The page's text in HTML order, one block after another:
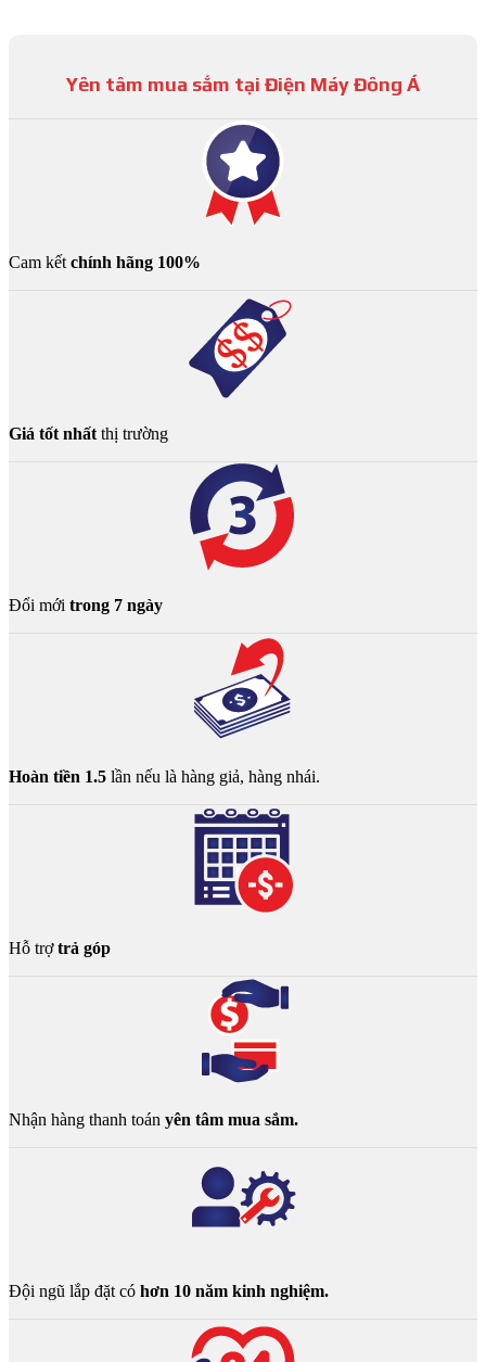
Yên tâm mua sắm tại Điện Máy Đông Á
Cam kết chính hãng 100%
Giá tốt nhất thị trường
Đổi mới trong 7 ngày
Hoàn tiền 1.5 lần nếu là hàng giả, hàng nhái.
Hỗ trợtrả góp
Nhận hàng thanh toán yên tâm mua sắm.
Đội ngũ lắp đặt có hơn 10 năm kinh nghiệm.